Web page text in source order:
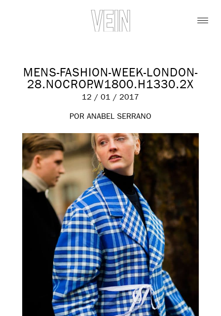
MENS-FASHION-WEEK-LONDON-
28.NOCROP.W1800.H1330.2X
12 / 01 / 2017
POR ANABEL SERRANO